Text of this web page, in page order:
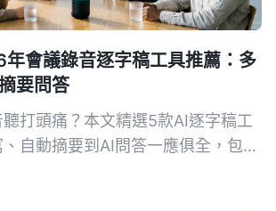
年會議錄音逐字稿工具推薦：多
要問答
打頭痛？本文精選5款AI逐字稿工
自動摘要到AI問答一應俱全，包含